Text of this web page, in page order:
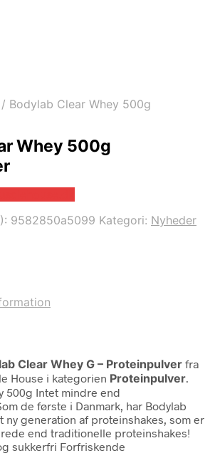
/ Bodylab Clear Whey 500g
Whey 500g
9582850a5099 Kategori: Nyheder
Clear Whey G – Proteinpulver fra
House i kategorien Proteinpulver.
500g Intet mindre end
de første i Danmark, har Bodylab
generation af proteinshakes, som er
end traditionelle proteinshakes!
sukkerfri Forfriskende